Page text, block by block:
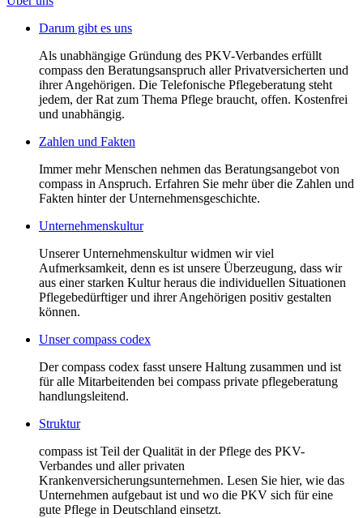
Darum gibt es uns
Als unabhängige Gründung des PKV-Verbandes erfüllt
compass den Beratungsanspruch aller Privatversicherten und
ihrer Angehörigen. Die Telefonische Pflegeberatung steht
jedem, der Rat zum Thema Pflege braucht, offen. Kostenfrei
und unabhängig.
Zahlen und Fakten
Immer mehr Menschen nehmen das Beratungsangebot von
compass in Anspruch. Erfahren Sie mehr über die Zahlen und
Fakten hinter der Unternehmensgeschichte.
Unternehmenskultur
Unserer Unternehmenskultur widmen wir viel
Aufmerksamkeit, denn es ist unsere Überzeugung, dass wir
aus einer starken Kultur heraus die individuellen Situationen
Pflegebedürftiger und ihrer Angehörigen positiv gestalten
können.
Unser compass codex
Der compass codex fasst unsere Haltung zusammen und ist
für alle Mitarbeitenden bei compass private pflegeberatung
handlungsleitend.
Struktur
compass ist Teil der Qualität in der Pflege des PKV-
Verbandes und aller privaten
Krankenversicherungsunternehmen. Lesen Sie hier, wie das
Unternehmen aufgebaut ist und wo die PKV sich für eine
gute Pflege in Deutschland einsetzt.